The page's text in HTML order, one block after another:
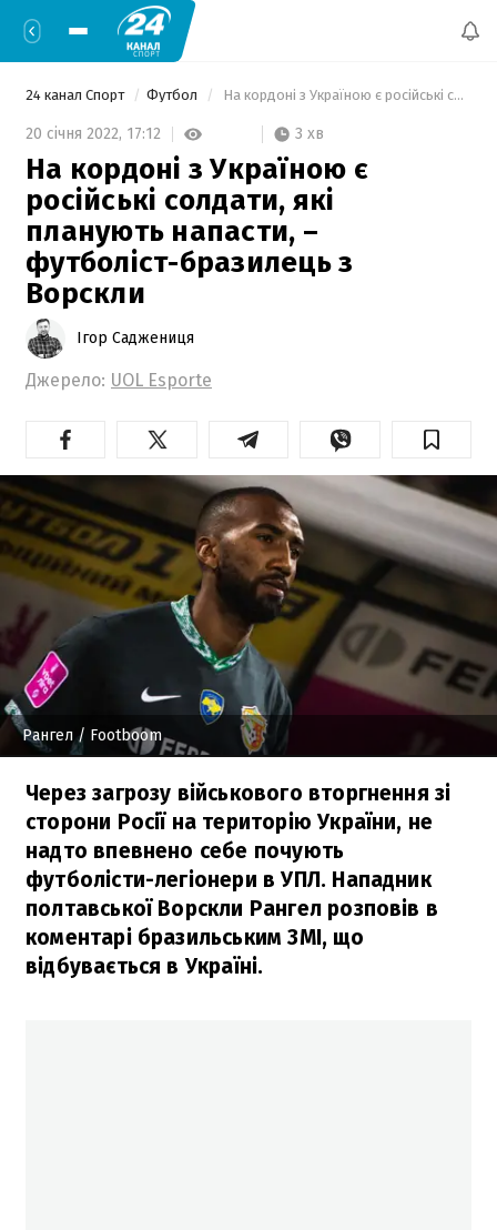
24 канал Спорт Футбол На кордоні з Україною є російські солдати, які планують напасти, – футболіст-бразилець з Ворскли
20 січня 2022, 17:12 3 хв
На кордоні з Україною є
російські солдати, які
планують напасти, –
футболіст-бразилець з
Ворскли
Ігор Саджениця
Джерело: UOL Esporte
Рангел / Footboom
Через загрозу військового вторгнення зі
сторони Росії на територію України, не
надто впевнено себе почують
футболісти-легіонери в УПЛ. Нападник
полтавської Ворскли Рангел розповів в
коментарі бразильським ЗМІ, що
відбувається в Україні.